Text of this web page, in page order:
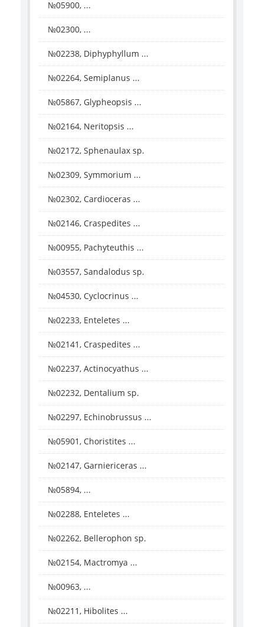
№05900, ...
№02300, ...
№02238, Diphyphyllum ...
№02264, Semiplanus ...
№05867, Glypheopsis ...
№02164, Neritopsis ...
№02172, Sphenaulax sp.
№02309, Symmorium ...
№02302, Cardioceras ...
№02146, Craspedites ...
№00955, Pachyteuthis ...
№03557, Sandalodus sp.
№04530, Cyclocrinus ...
№02233, Enteletes ...
№02141, Craspedites ...
№02237, Actinocyathus ...
№02232, Dentalium sp.
№02297, Echinobrussus ...
№05901, Choristites ...
№02147, Garniericeras ...
№05894, ...
№02288, Enteletes ...
№02262, Bellerophon sp.
№02154, Mactromya ...
№00963, ...
№02211, Hibolites ...